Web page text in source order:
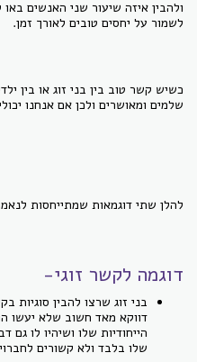
ולהבין איזה שיעור שני האנשים
לשמור על יחסים טובים לאורך זמן.
כשיש קשר טוב בין בני זוג או בין
שלמים ומאושרים ולכן אם אנחנו
להלן שתי דוגמאות שמתייחסות
דוגמה לקשר זוגי-
בני זוג שרצו להבין
דווקא מאד חשוב שלא יעשו
הייחודיות שלו ושיהיו לו
שלו בלבד ולא קשורים